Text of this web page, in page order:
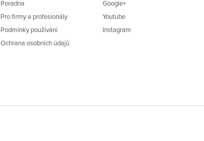
Poradna
Pro firmy a profesionály
Podmínky používání
Ochrana osobních údajů
Google+
Youtube
Instagram